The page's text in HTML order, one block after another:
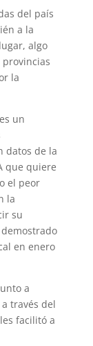
del país
a la
algo
provincias
la
un
datos de la
que quiere
el peor
la
su
en enero
a
través del
facilitó a